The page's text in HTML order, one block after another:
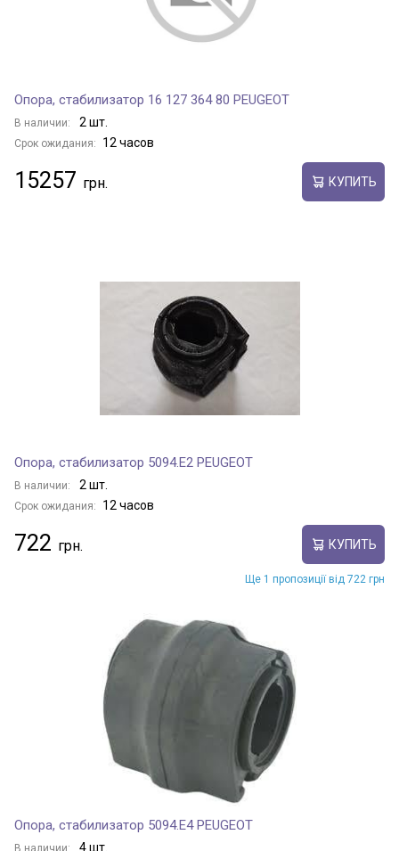
Опора, стабилизатор 16 127 364 80 PEUGEOT
В наличии: 2 шт.
Срок ожидания: 12 часов
15257 КУПИТЬ
Опора, стабилизатор 5094.E2 PEUGEOT
В наличии: 2 шт.
Срок ожидания: 12 часов
722 КУПИТЬ
Ще 1 пропозиції від 722 грн
Опора, стабилизатор 5094.E4 PEUGEOT
В наличии: 4 шт.